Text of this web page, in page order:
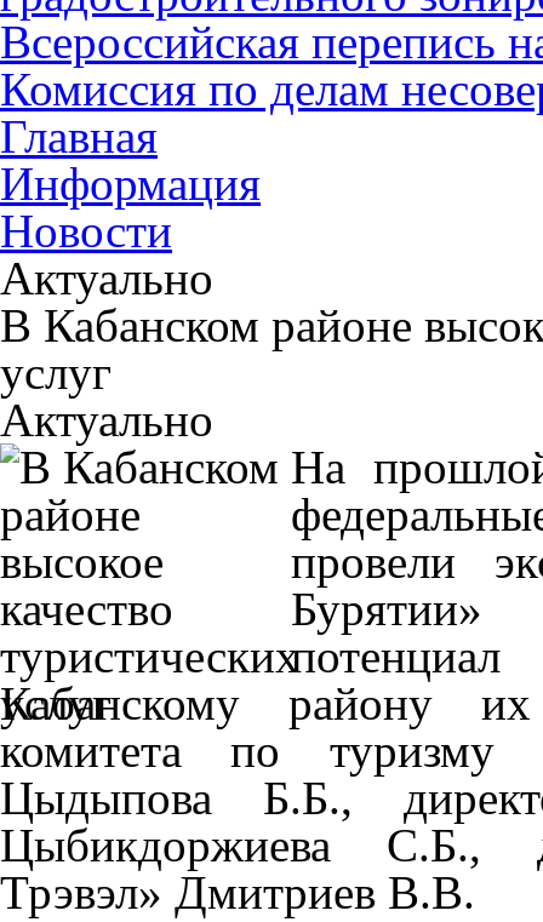
Всероссийская перепись
Комиссия по делам
Главная
Информация
Новости
Актуально
В Кабанском районе
услуг
Актуально
На
провели
Бурятии»
Кабанскому району их
комитета по туризму
Цыдыпова Б.Б.,
Цыбикдоржиева С.Б.,
Трэвэл» Дмитриев В.В.